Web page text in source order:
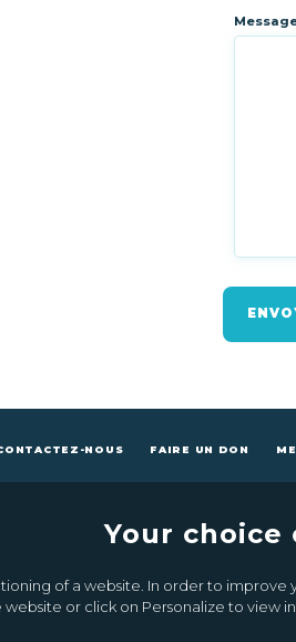
NOUS FAIRE UN DON
Your
of a website. In order to improve
or click on Personalize to view